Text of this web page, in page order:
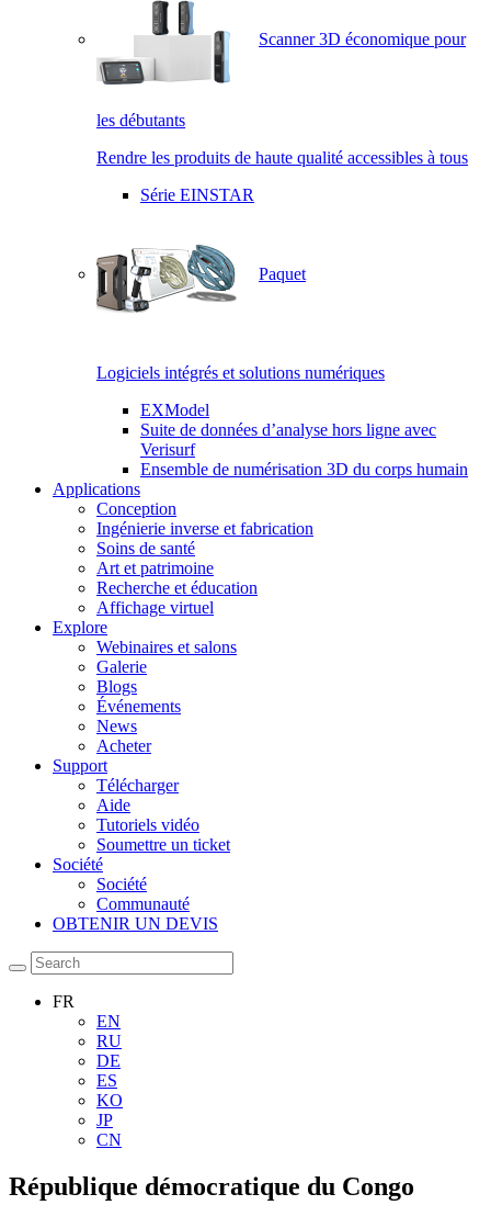
Scanner 3D économique pour
les débutants
Rendre les produits de haute qualité accessibles à tous
Série EINSTAR
Paquet
Logiciels intégrés et solutions numériques
EXModel
Suite de données d’analyse hors ligne avec
Verisurf
Ensemble de numérisation 3D du corps humain
Applications
Conception
Ingénierie inverse et fabrication
Soins de santé
Art et patrimoine
Recherche et éducation
Affichage virtuel
Explore
Webinaires et salons
Galerie
Blogs
Événements
News
Acheter
Support
Télécharger
Aide
Tutoriels vidéo
Soumettre un ticket
Société
Société
Communauté
OBTENIR UN DEVIS
FR
EN
RU
DE
ES
KO
JP
CN
République démocratique du Congo